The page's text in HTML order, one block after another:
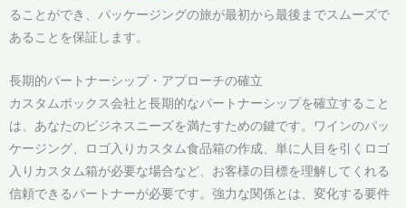
ることができ、パッケージングの旅が最初から最後までスムーズで
あることを保証します。
長期的パートナーシップ・アプローチの確立
カスタムボックス会社と長期的なパートナーシップを確立すること
は、あなたのビジネスニーズを満たすための鍵です。ワインのパッ
ケージング、ロゴ入りカスタム食品箱の作成、単に人目を引くロゴ
入りカスタム箱が必要な場合など、お客様の目標を理解してくれる
信頼できるパートナーが必要です。強力な関係とは、変化する要件